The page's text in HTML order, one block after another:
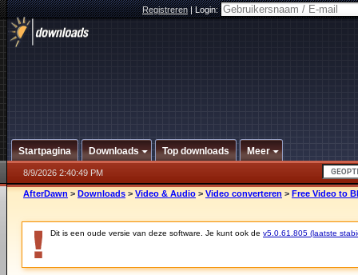
Registreren|Login:
Startpagina Downloads Top downloads Meer
8/9/2026 2:40:49 PM
AfterDawn > Downloads > Video & Audio > Video converteren > Free Video to
Dit is een oude versie van deze software. Je kunt ook de v5.0.61.805 (laatste